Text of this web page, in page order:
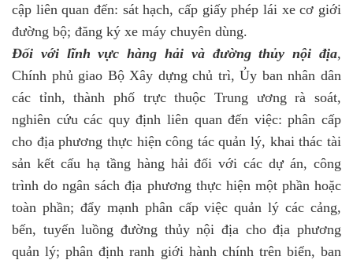
cập liên quan đến: sát hạch, cấp giấy phép lái xe cơ giới
đường bộ; đăng ký xe máy chuyên dùng.
Đối với lĩnh vực hàng hải và đường thủy nội địa,
Chính phủ giao Bộ Xây dựng chủ trì, Ủy ban nhân dân
các tỉnh, thành phố trực thuộc Trung ương rà soát,
nghiên cứu các quy định liên quan đến việc: phân cấp
cho địa phương thực hiện công tác quản lý, khai thác tài
sản kết cấu hạ tầng hàng hải đối với các dự án, công
trình do ngân sách địa phương thực hiện một phần hoặc
toàn phần; đẩy mạnh phân cấp việc quản lý các cảng,
bến, tuyến luồng đường thủy nội địa cho địa phương
quản lý; phân định ranh giới hành chính trên biển, ban